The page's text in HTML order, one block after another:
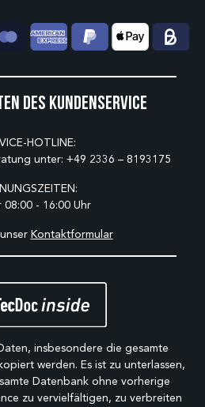
des Kundenservice
HOTLINE:
unter: +49 2336 – 8193175
08:00 - 16:00 Uhr
Kontaktformular
insbesondere die gesamte
werden. Es ist zu unterlassen,
Datenbank ohne vorherige
zu vervielfältigen, zu verbreiten